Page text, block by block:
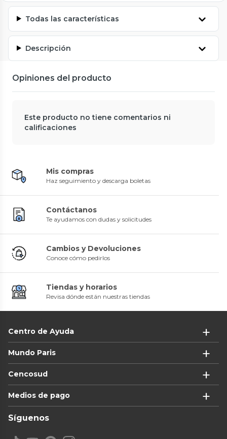
Todas las características
Descripción
Opiniones del producto
Este producto no tiene comentarios ni
calificaciones
Mis compras
Haz seguimiento y descarga boletas
Contáctanos
Te ayudamos con dudas y solicitudes
Cambios y Devoluciones
Conoce cómo pedirlos
Tiendas y horarios
Revisa dónde están nuestras tiendas
Centro de Ayuda
Mundo Paris
Cencosud
Medios de pago
Síguenos